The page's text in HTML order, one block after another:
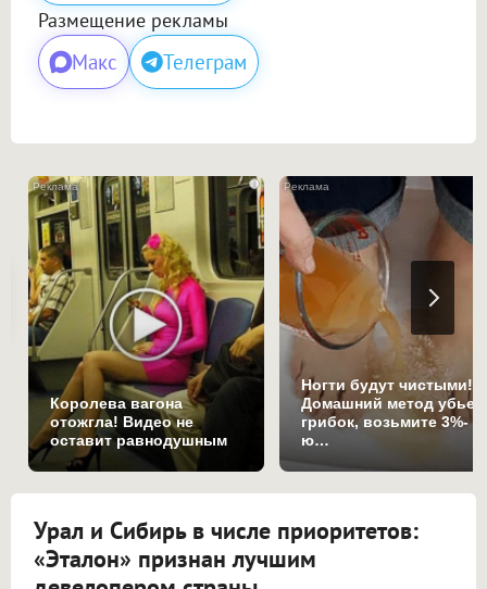
Размещение рекламы
Макс Телеграм
i
Королева вагона
отожгла! Видео не
оставит равнодушным
Ногти будут чистыми!
Домашний метод убьет
грибок, возьмите 3%-
ю…
Урал и Сибирь в числе приоритетов:
«Эталон» признан лучшим